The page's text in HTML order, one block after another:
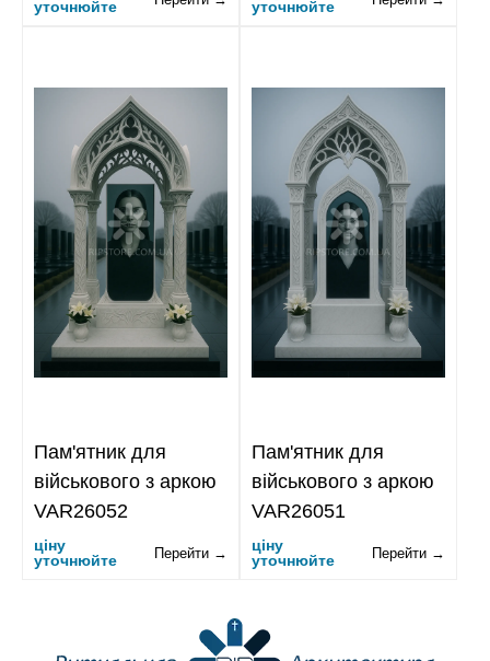
уточнюйте
уточнюйте
Пам'ятник для
військового з аркою
VAR26052
ціну
уточнюйте
Перейти →
Пам'ятник для
військового з аркою
VAR26051
ціну
уточнюйте
Перейти →